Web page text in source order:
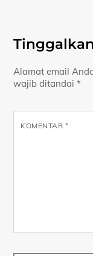
Alamat email
wajib ditandai*
KOMENTAR *